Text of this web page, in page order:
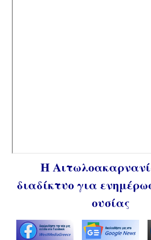
Η
διαδίκτυο για
ουσίας